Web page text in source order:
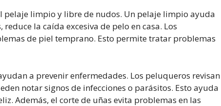
pelaje limpio y libre de nudos. Un pelaje limpio ayuda
la caída excesiva de pelo en casa. Los
de piel temprano. Esto permite tratar problemas
a prevenir enfermedades. Los peluqueros revisan
notar signos de infecciones o parásitos. Esto ayuda
Además, el corte de uñas evita problemas en las